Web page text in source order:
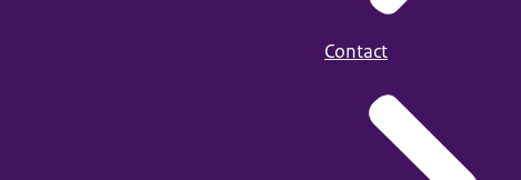
Contact